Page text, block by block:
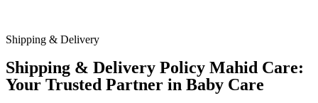
Shipping & Delivery
Shipping & Delivery Policy Mahid Care:
Your Trusted Partner in Baby Care